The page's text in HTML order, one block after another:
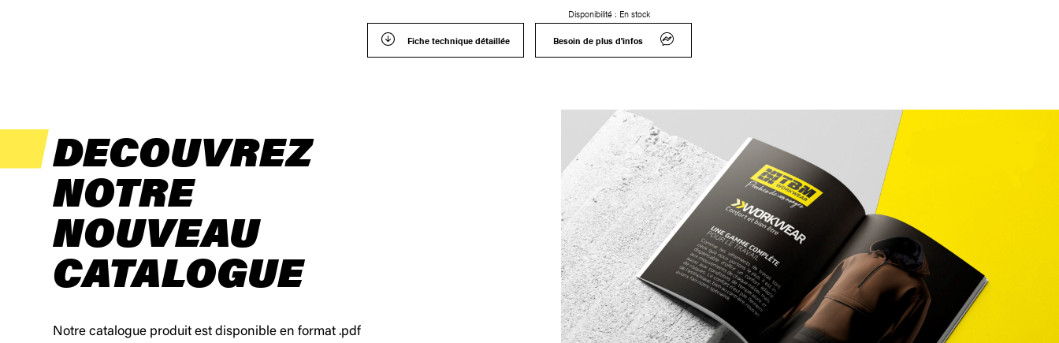
Fiche technique détaillée
Disponibilité : En stock
Besoin de plus d'infos
DECOUVREZ
NOTRE
NOUVEAU
CATALOGUE
Notre catalogue produit est disponible en format .pdf